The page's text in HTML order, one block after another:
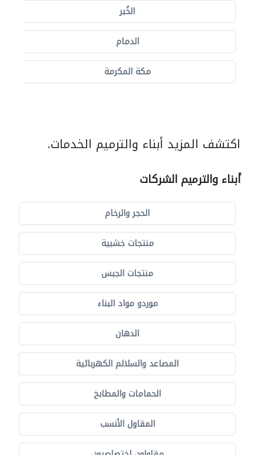
الخُبر
الدمام
مكة المكرمة
اكتشف المزيد أبناء والترميم الخدمات.
أبناء والترميم الشركات
الحجر والرخام
منتجات خشبية
منتجات الجبس
موردو مواد البناء
الدهان
المصاعد والسلالم الكهربائية
الحمامات والمطابخ
المقاول الأنسب